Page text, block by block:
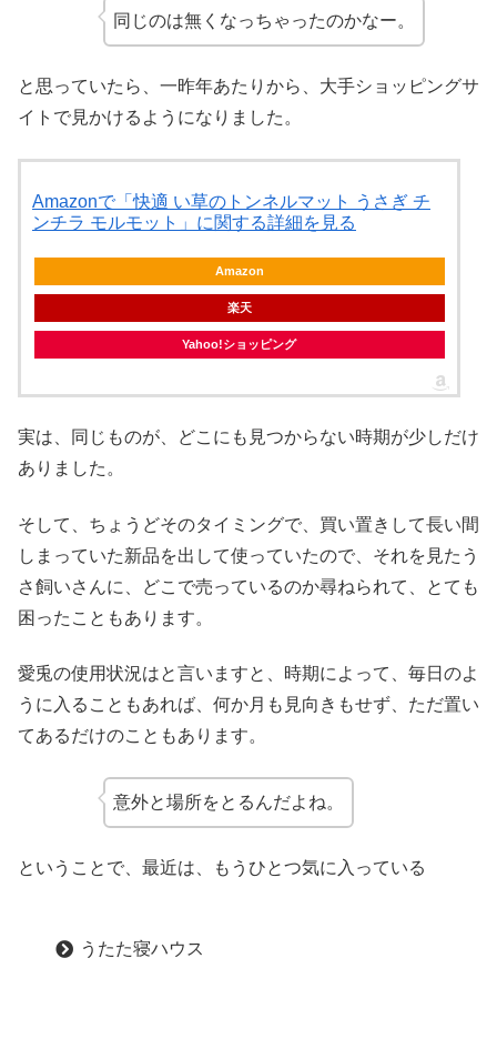
同じのは無くなっちゃったのかなー。
と思っていたら、一昨年あたりから、大手ショッピングサ
イトで見かけるようになりました。
Amazonで「快適 い草のトンネルマット うさぎ チ
ンチラ モルモット」に関する詳細を見る
Amazon
楽天
Yahoo!ショッピング
実は、同じものが、どこにも見つからない時期が少しだけ
ありました。
そして、ちょうどそのタイミングで、買い置きして長い間
しまっていた新品を出して使っていたので、それを見たう
さ飼いさんに、どこで売っているのか尋ねられて、とても
困ったこともあります。
愛兎の使用状況はと言いますと、時期によって、毎日のよ
うに入ることもあれば、何か月も見向きもせず、ただ置い
てあるだけのこともあります。
意外と場所をとるんだよね。
ということで、最近は、もうひとつ気に入っている
うたた寝ハウス